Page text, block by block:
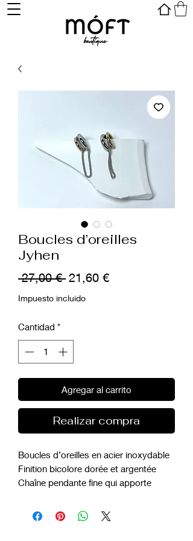
Boucles d’oreilles
Jyhen
27,00 € Precio
21,60 €Precio
Impuesto incluido
Cantidad *
Agregar al carrito
Realizar compra
Boucles d’oreilles en acier inoxydable
Finition bicolore dorée et argentée
Chaîne pendante fine qui apporte
Un design moderne et structuré pour
un style contemporain.